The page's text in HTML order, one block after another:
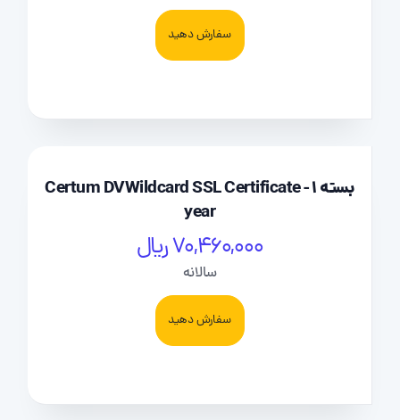
سفارش دهید
بسته Certum DVWildcard SSL Certificate - 1
year
70,460,000 ریال
سالانه
سفارش دهید